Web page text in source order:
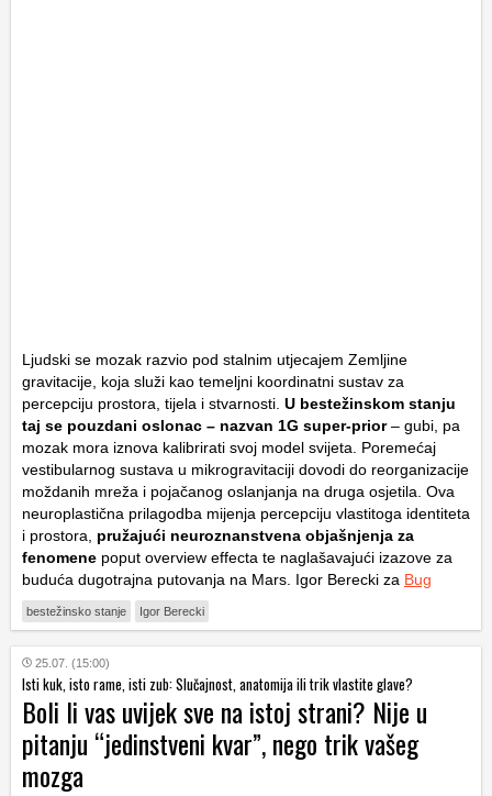
Ljudski se mozak razvio pod stalnim utjecajem Zemljine
gravitacije, koja služi kao temeljni koordinatni sustav za
percepciju prostora, tijela i stvarnosti. U bestežinskom stanju
taj se pouzdani oslonac – nazvan 1G super-prior– gubi, pa
mozak mora iznova kalibrirati svoj model svijeta. Poremećaj
vestibularnog sustava u mikrogravitaciji dovodi do reorganizacije
moždanih mreža i pojačanog oslanjanja na druga osjetila. Ova
neuroplastična prilagodba mijenja percepciju vlastitoga identiteta
i prostora,
pružajući neuroznanstvena objašnjenja za
fenomene poput overview effecta te naglašavajući izazove za
buduća dugotrajna putovanja na Mars. Igor Berecki za Bug
bestežinsko stanje Igor Berecki
25.07. (15:00)
Isti kuk, isto rame, isti zub: Slučajnost, anatomija ili trik vlastite glave?
Boli li vas uvijek sve na istoj strani? Nije u
pitanju “jedinstveni kvar”, nego trik vašeg
mozga